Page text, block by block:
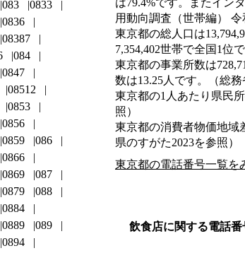
用動向調査（世帯編） 令
東京都の総人口は
7,354,402世帯で全国1位
東京都の事業所数は
数は13.25人です。（総
東京都の1人あたり県民
照）
東京都の消費者物価地域
県のすがた2023を参照）
東京都の電話番号一覧を
飲食店に関する電話番
083
0833
0836
08387
084
0847
08512
0853
0856
0859
086
0866
0869
087
0879
088
0884
0889
089
0894